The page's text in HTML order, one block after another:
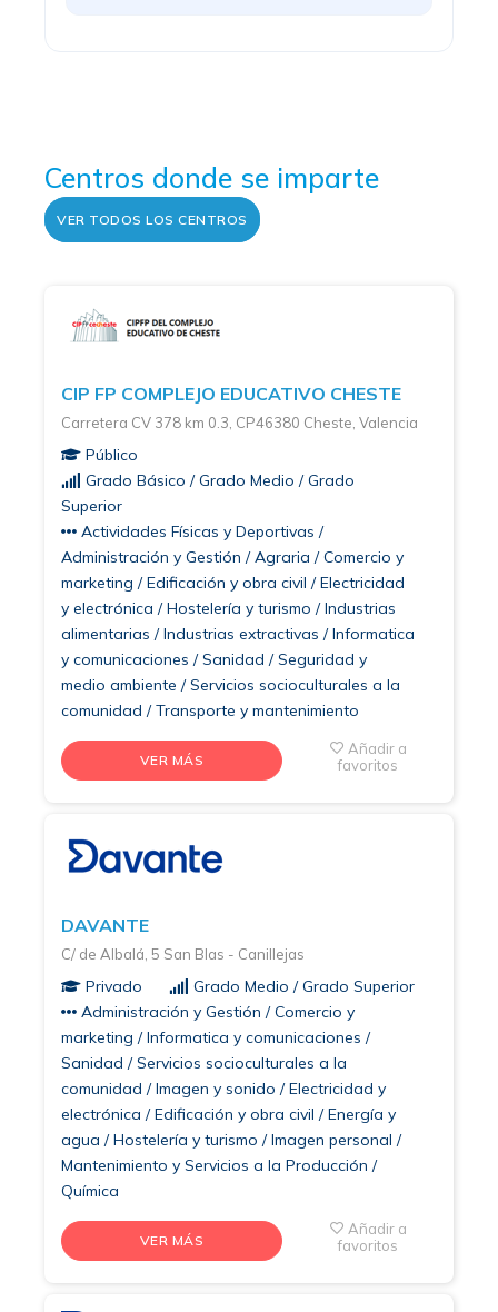
Centros donde se imparte
VER TODOS LOS CENTROS
CIP FP COMPLEJO EDUCATIVO CHESTE
Carretera CV 378 km 0.3, CP46380 Cheste, Valencia
Público
Grado Básico / Grado Medio / Grado
Superior
Actividades Físicas y Deportivas /
Administración y Gestión / Agraria / Comercio y
marketing / Edificación y obra civil / Electricidad
y electrónica / Hostelería y turismo / Industrias
alimentarias / Industrias extractivas / Informatica
y comunicaciones / Sanidad / Seguridad y
medio ambiente / Servicios socioculturales a la
comunidad / Transporte y mantenimiento
VER MÁS
Añadir a
favoritos
DAVANTE
C/ de Albalá, 5 San Blas - Canillejas
Privado
Grado Medio / Grado Superior
Administración y Gestión / Comercio y
marketing / Informatica y comunicaciones /
Sanidad / Servicios socioculturales a la
comunidad / Imagen y sonido / Electricidad y
electrónica / Edificación y obra civil / Energía y
agua / Hostelería y turismo / Imagen personal /
Mantenimiento y Servicios a la Producción /
Química
VER MÁS
Añadir a
favoritos